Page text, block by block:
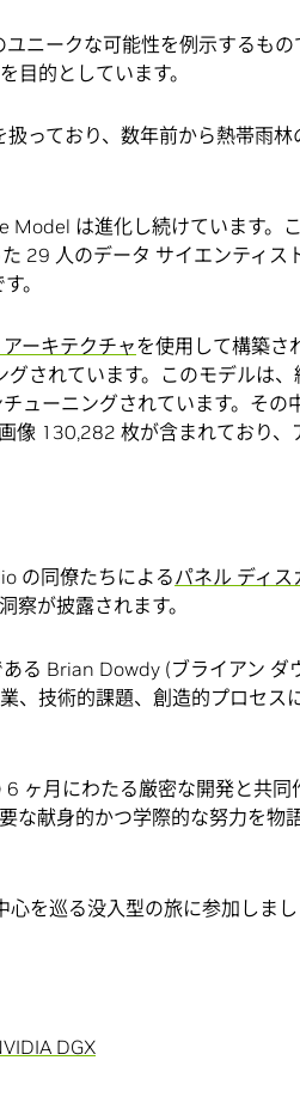
ニークな可能性を例示するもの
目的としています。
っており、数年前から熱帯雨林
は進化し続けています。こ
29 人のデータ サイエンティス
。
ーキテクチャを使用して構築さ
されています。このモデルは、
ューニングされています。その
像 130,282 枚が含まれており、
の同僚たちによるパネル ディス
察が披露されます。
る Brian Dowdy (ブライアン ダ
、技術的課題、創造的プロセス
ヶ月にわたる厳密な開発と共同
な献身的かつ学際的な努力を物
を巡る没入型の旅に参加しまし
DGX